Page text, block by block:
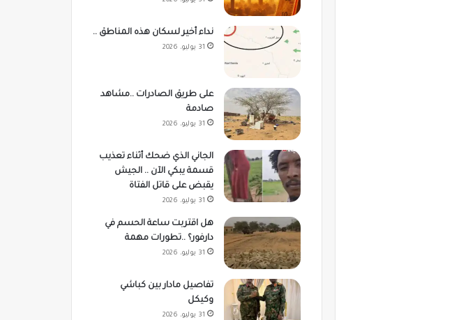
نداء أخير لسكان هذه المناطق ..
31 يوليو، 2026
على طريق الصادرات ..مشاهد
صادمة
31 يوليو، 2026
الجاني الذي ضحك أثناء تعذيب
قسمة يبكي الآن .. الجيش
يقبض على قاتل الفتاة
31 يوليو، 2026
هل اقتربت ساعة الحسم في
دارفور؟ ..تطورات مهمة
31 يوليو، 2026
تفاصيل مادار بين كباشي
وكيكل
31 يوليو، 2026